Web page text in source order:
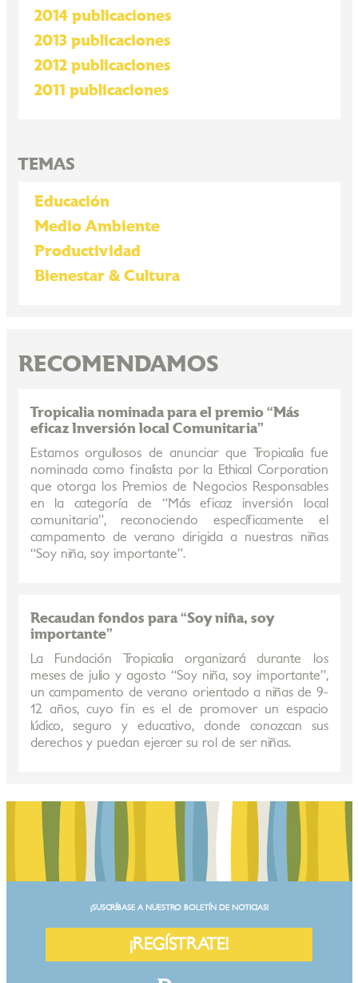
2014 publicaciones
2013 publicaciones
2012 publicaciones
2011 publicaciones
TEMAS
Educación
Medio Ambiente
Productividad
Bienestar & Cultura
RECOMENDAMOS
Tropicalia nominada para el premio “Más
eficaz Inversión local Comunitaria”
Estamos orgullosos de anunciar que Tropicalia fue
nominada como finalista por la Ethical Corporation
que otorga los Premios de Negocios Responsables
en la categoría de “Más eficaz inversión local
comunitaria”, reconociendo específicamente el
campamento de verano dirigida a nuestras niñas
“Soy niña, soy importante”.
Recaudan fondos para “Soy niña, soy
importante”
La Fundación Tropicalia organizará durante los
meses de julio y agosto “Soy niña, soy importante”,
un campamento de verano orientado a niñas de 9-
12 años, cuyo fin es el de promover un espacio
lúdico, seguro y educativo, donde conozcan sus
derechos y puedan ejercer su rol de ser niñas.
¡SUSCRÍBASE A NUESTRO BOLETÍN DE NOTICIAS!
¡REGÍSTRATE!